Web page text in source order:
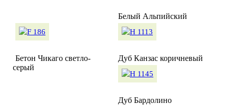
Белый Альпийский
Бетон Чикаго светло-
серый
Дуб Канзас коричневый
Дуб Бардолино